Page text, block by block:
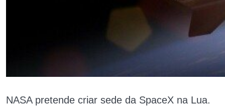
NASA pretende criar sede da SpaceX na Lua.